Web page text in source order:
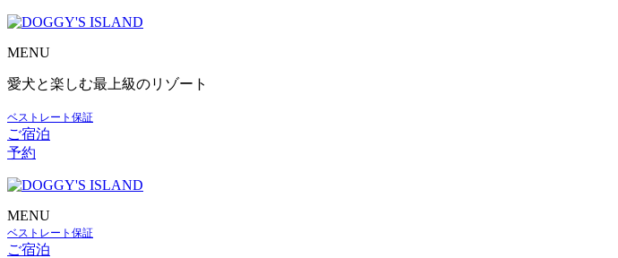
MENU
愛犬と楽しむ最上級のリゾート
ベストレート保証
ご宿泊
予約
MENU
ベストレート保証
ご宿泊